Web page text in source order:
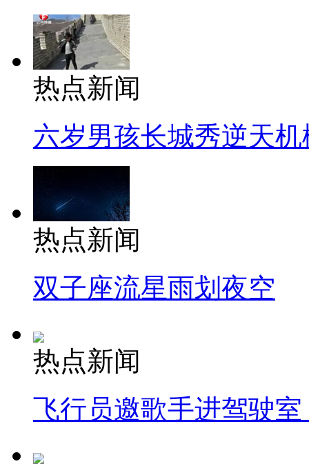
热点新闻
六岁男孩长城秀逆天机
热点新闻
双子座流星雨划夜空
热点新闻
飞行员邀歌手进驾驶